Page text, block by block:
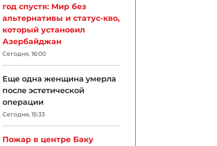
год спустя: Мир без
альтернативы и статус-кво,
который установил
Азербайджан
Сегодня, 16:00
Еще одна женщина умерла
после эстетической
операции
Сегодня, 15:33
Пожар в центре Баку